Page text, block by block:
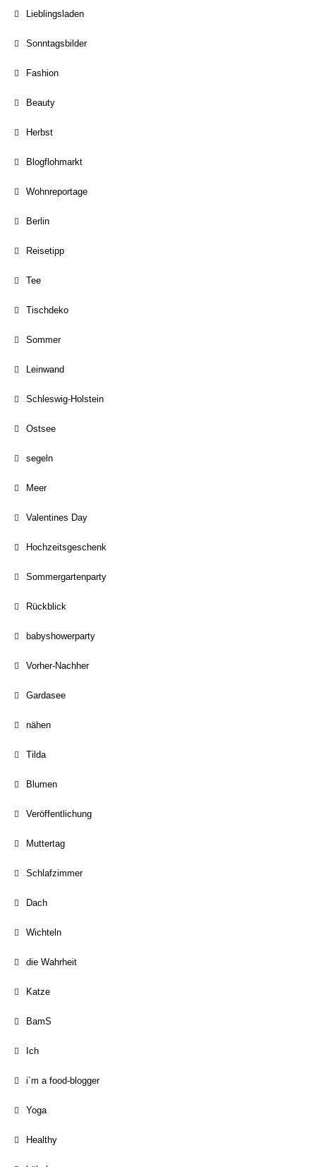
Lieblingsladen
Sonntagsbilder
Fashion
Beauty
Herbst
Blogflohmarkt
Wohnreportage
Berlin
Reisetipp
Tee
Tischdeko
Sommer
Leinwand
Schleswig-Holstein
Ostsee
segeln
Meer
Valentines Day
Hochzeitsgeschenk
Sommergartenparty
Rückblick
babyshowerparty
Vorher-Nachher
Gardasee
nähen
Tilda
Blumen
Veröffentlichung
Muttertag
Schlafzimmer
Dach
Wichteln
die Wahrheit
Katze
BamS
Ich
i´m a food-blogger
Yoga
Healthy